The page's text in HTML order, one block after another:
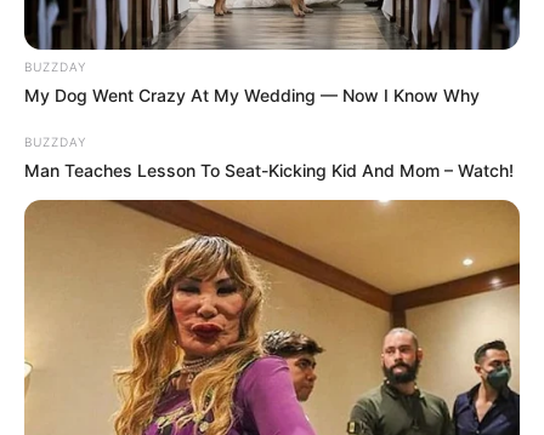
BUZZDAY
My Dog Went Crazy At My Wedding — Now I Know Why
BUZZDAY
Man Teaches Lesson To Seat-Kicking Kid And Mom – Watch!